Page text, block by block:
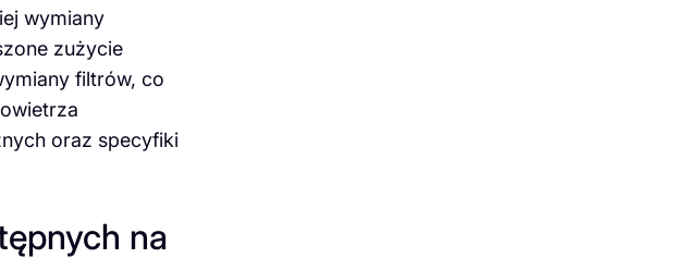
wymiany
zużycie
filtrów, co
oraz specyfiki
na